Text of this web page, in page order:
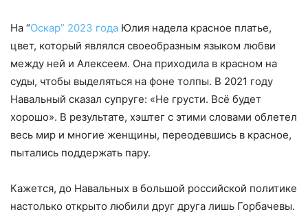
На “Оскар” 2023 года Юлия надела красное платье,
цвет, который являлся своеобразным языком любви
между ней и Алексеем. Она приходила в красном на
суды, чтобы выделяться на фоне толпы. В 2021 году
Навальный сказал супруге: «Не грусти. Всё будет
хорошо». В результате, хэштег с этими словами облетел
весь мир и многие женщины, переодевшись в красное,
пытались поддержать пару.
Кажется, до Навальных в большой российской политике
настолько открыто любили друг друга лишь Горбачевы.